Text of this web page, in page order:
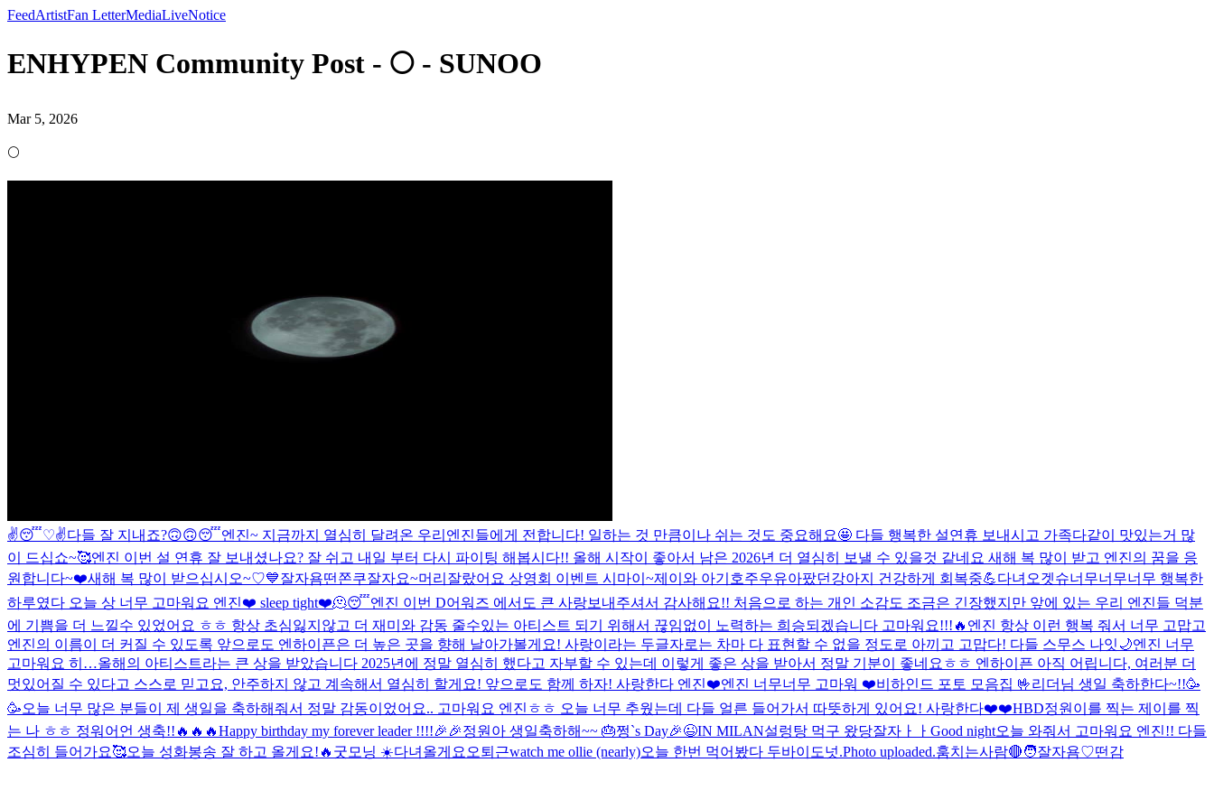
FeedArtistFan LetterMediaLiveNotice
ENHYPEN Community Post - 🌕 - SUNOO
Mar 5, 2026
🌕
✌️😴♡✌️다들 잘 지내죠?🙃🙃😴엔진~ 지금까지 열심히 달려온 우리엔진들에게 전합니다! 일하는 것 만큼이나 쉬는 것도 중요해요🤩 다들 행복한 설연휴 보내시고 가족다같이 맛있는거 많
이 드십쇼~🥰엔진 이번 설 연휴 잘 보내셨나요? 잘 쉬고 내일 부터 다시 파이팅 해봅시다!! 올해 시작이 좋아서 남은 2026년 더 열심히 보낼 수 있을것 같네요 새해 복 많이 받고 엔진의 꿈을 응
원합니다~❤️새해 복 많이 받으십시오~♡💙잘자욤떤쫀쿠잘자요~머리잘랐어요 상영회 이벤트 시마이~제이와 아기호주우유아팠던강아지 건강하게 회복중💪다녀오겟슈너무너무너무 행복한
하루였다 오늘 상 너무 고마워요 엔진❤️ sleep tight❤️🫠😴엔진 이번 D어워즈 에서도 큰 사랑보내주셔서 감사해요!! 처음으로 하는 개인 소감도 조금은 긴장했지만 앞에 있는 우리 엔진들 덕분
에 기쁨을 더 느낄수 있었어요 ㅎㅎ 항상 초심잃지않고 더 재미와 감동 줄수있는 아티스트 되기 위해서 끊임없이 노력하는 희승되겠습니다 고마워요!!!🔥 엔진 항상 이런 행복 줘서 너무 고맙고
엔진의 이름이 더 커질 수 있도록 앞으로도 엔하이픈은 더 높은 곳을 향해 날아가볼게요! 사랑이라는 두글자로는 차마 다 표현할 수 없을 정도로 아끼고 고맙다! 다들 스무스 나잇🌙엔진 너무
고마워요 히…올해의 아티스트라는 큰 상을 받았습니다 2025년에 정말 열심히 했다고 자부할 수 있는데 이렇게 좋은 상을 받아서 정말 기분이 좋네요ㅎㅎ 엔하이픈 아직 어립니다, 여러분 더
멋있어질 수 있다고 스스로 믿고요, 안주하지 않고 계속해서 열심히 할게요! 앞으로도 함께 하자! 사랑한다 엔진❤️엔진 너무너무 고마워 ❤️비하인드 포토 모음집 🤟리더님 생일 축하한다~!!🥳
🥳오늘 너무 많은 분들이 제 생일을 축하해줘서 정말 감동이었어요.. 고마워요 엔진ㅎㅎ 오늘 너무 추웠는데 다들 얼른 들어가서 따뜻하게 있어요! 사랑한다❤️❤️HBD정원이를 찍는 제이를 찍
는 나 ㅎㅎ 정워어언 생축!!🔥🔥🔥Happy birthday my forever leader !!!!🎉🎉정원아 생일축하해~~ 🎂쩡`s Day🎉😉IN MILAN설렁탕 먹구 왔당잘자ㅏㅏ Good night오늘 와줘서 고마워요 엔진!! 다들
조심히 들어가요🥰오늘 성화봉송 잘 하고 올게요!🔥 굿모닝 ☀️다녀올게요오퇴근watch me ollie (nearly)오늘 한번 먹어봤다 두바이도넛.Photo uploaded.훔치는사람🔴🧑잘자욤♡떤감